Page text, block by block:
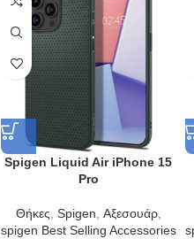
Spigen Liquid Air iPhone 15
Pro
Θήκες Spigen Αξεσουάρ,
spigen Best Selling Accessories